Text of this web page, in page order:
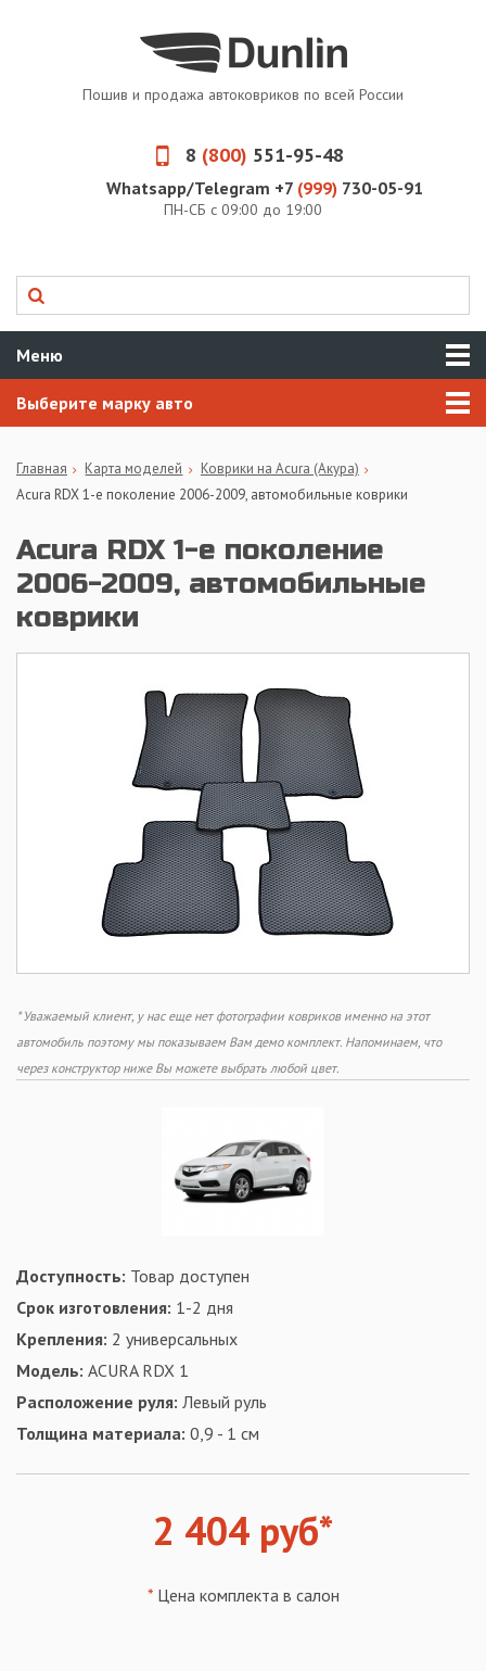
Пошив и продажа автоковриков по всей России
8 (800) 551-95-48
Whatsapp/Telegram +7 (999) 730-05-91
ПН-СБ с 09:00 до 19:00
Меню
Выберите марку авто
Главная Карта моделей
Коврики на Acura (Акура)
Acura RDX 1-е поколение 2006-2009, автомобильные коврики
Acura RDX 1-е поколение
2006-2009, автомобильные
коврики
* Уважаемый клиент, у нас еще нет фотографии ковриков именно на этот
автомобиль поэтому мы показываем Вам демо комплект. Напоминаем, что
через конструктор ниже Вы можете выбрать любой цвет.
Доступность: Товар доступен
Срок изготовления: 1-2 дня
Крепления: 2 универсальных
Модель: ACURA RDX 1
Расположение руля: Левый руль
Толщина материала: 0,9 - 1 см
2 404 руб*
*Цена комплекта в салон